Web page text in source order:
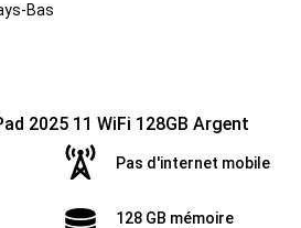
Bas
2025 11 WiFi 128GB Argent
Pas d'internet mobile
128 GB mémoire